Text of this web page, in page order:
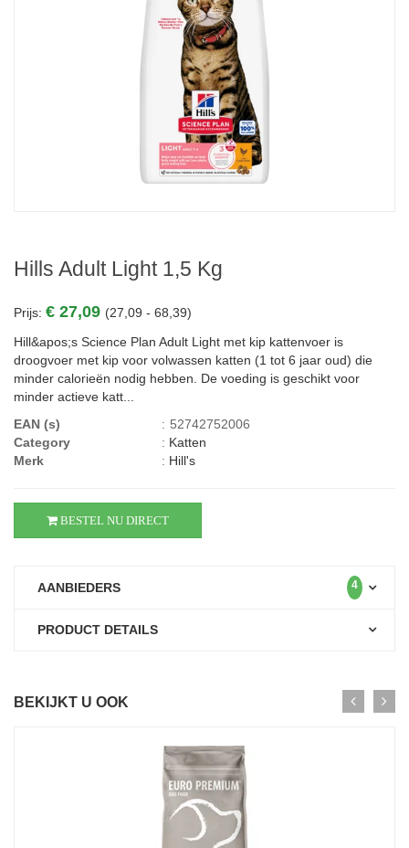
Hills Adult Light 1,5 Kg
Prijs: € 27,09 (27,09 - 68,39)
Hill&apos;s Science Plan Adult Light met kip kattenvoer is
droogvoer met kip voor volwassen katten (1 tot 6 jaar oud) die
minder calorieën nodig hebben. De voeding is geschikt voor
minder actieve katt...
EAN (s)
: 52742752006
Category
: Katten
Merk
: Hill's
BESTEL NU DIRECT
AANBIEDERS 4
PRODUCT DETAILS
BEKIJKT U OOK